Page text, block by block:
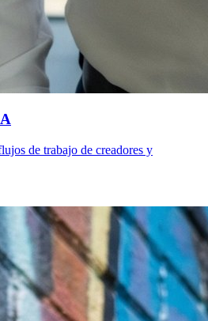
de trabajo de creadores y